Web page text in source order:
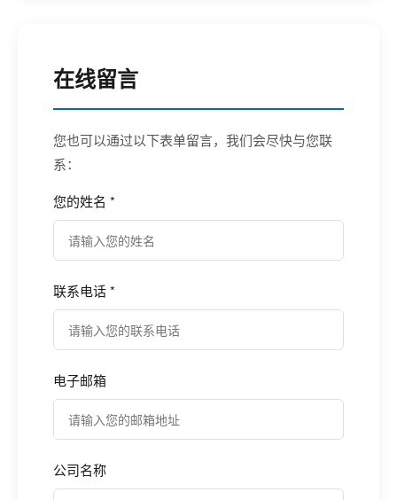
在线留言
您也可以通过以下表单留言，我们会尽快与您联
系：
您的姓名 *
联系电话 *
电子邮箱
公司名称